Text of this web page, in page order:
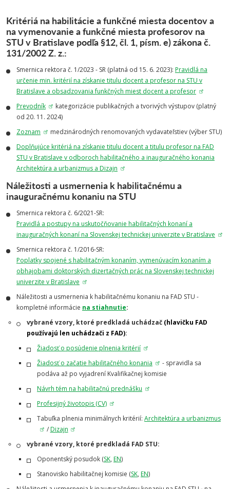
Kritériá na habilitácie a funkčné miesta docentov a
na vymenovanie a funkčné miesta profesorov na
STU v Bratislave podľa §12, čl. 1, písm. e) zákona č.
131/2002 Z. z.:
Smernica rektora č. 1/2023 - SR (platná od 15. 6. 2023): Pravidlá na
určenie min. kritérií na získanie titulu docent a profesor na STU v
Bratislave a obsadzovania funkčných miest docent a profesor
Prevodník
kategorizácie publikačných a tvorivých výstupov (platný
od 20. 11. 2024)
Zoznam
medzinárodných renomovaných vydavateľstiev (výber STU)
Doplňujúce kritériá na získanie titulu docent a titulu profesor na FAD
STU v Bratislave v odboroch habilitačného a inauguračného konania
Architektúra a urbanizmus a Dizajn
Náležitosti a usmernenia k habilitačnému a
inauguračnému konaniu na STU
Smernica rektora č. 6/2021-SR:
Pravidlá a postupy na uskutočňovanie habilitačných konaní a
inauguračných konaní na Slovenskej technickej univerzite v Bratislave
Smernica rektora č. 1/2016-SR:
Poplatky spojené s habilitačným konaním, vymenúvacím konaním a
obhajobami doktorských dizertačných prác na Slovenskej technickej
univerzite v Bratislave
Náležitosti a usmernenia k habilitačnému konaniu na FAD STU -
kompletné informácie na stiahnutie:
vybrané vzory, ktoré predkladá uchádzač (hlavičku FAD
používajú len uchádzači z FAD):
Žiadosť o posúdenie plnenia kritérií
Žiadosť o začatie habilitačného konania
- spravidla sa
podáva až po vyjadrení Kvalifikačnej komisie
Návrh tém na habilitačnú prednášku
Profesijný životopis (CV)
Tabuľka plnenia minimálnych kritérií: Architektúra a urbanizmus
/Dizajn
vybrané vzory, ktoré predkladá FAD STU:
Oponentský posudok (SK, EN)
Stanovisko habilitačnej komisie (SK, EN)